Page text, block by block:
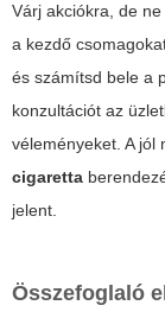
Várj akciókra, de
a kezdő
és számítsd bele a
konzultációt az
véleményeket. A jól
cigaretta
jelent.
Összefoglaló